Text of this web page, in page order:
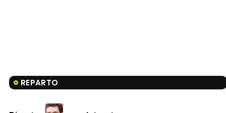
REPARTO